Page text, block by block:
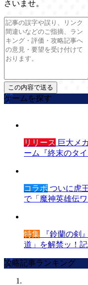
さいませ。
ゲームを探す
リリース 巨大メ
ーム『終末のタ
コラボ ついに虎
で「魔神英雄伝
特集 『鈴蘭の剣
道」を解禁ッ！
攻略記事ランキング